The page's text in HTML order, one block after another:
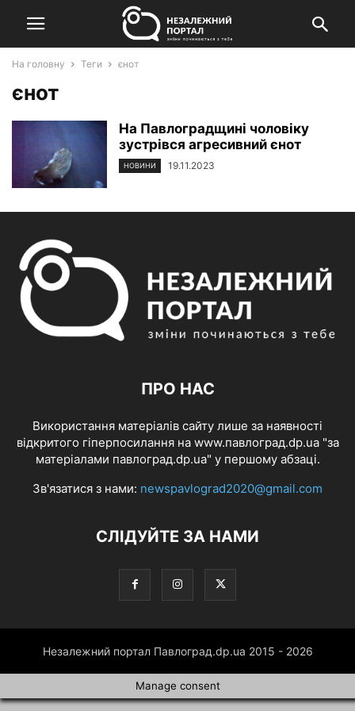
На головну Теги єнот
єнот
На Павлоградщині чоловіку
зустрівся агресивний єнот
НОВИНИ 19.11.2023
ПРО НАС
Використання матеріалів сайту лише за наявності
відкритого гіперпосилання на www.павлоград.dp.ua "за
матеріалами павлоград.dp.ua" у першому абзаці.
Зв'язатися з нами: newspavlograd2020@gmail.com
СЛІДУЙТЕ ЗА НАМИ
Незалежний портал Павлоград.dp.ua 2015 - 2026
Manage consent